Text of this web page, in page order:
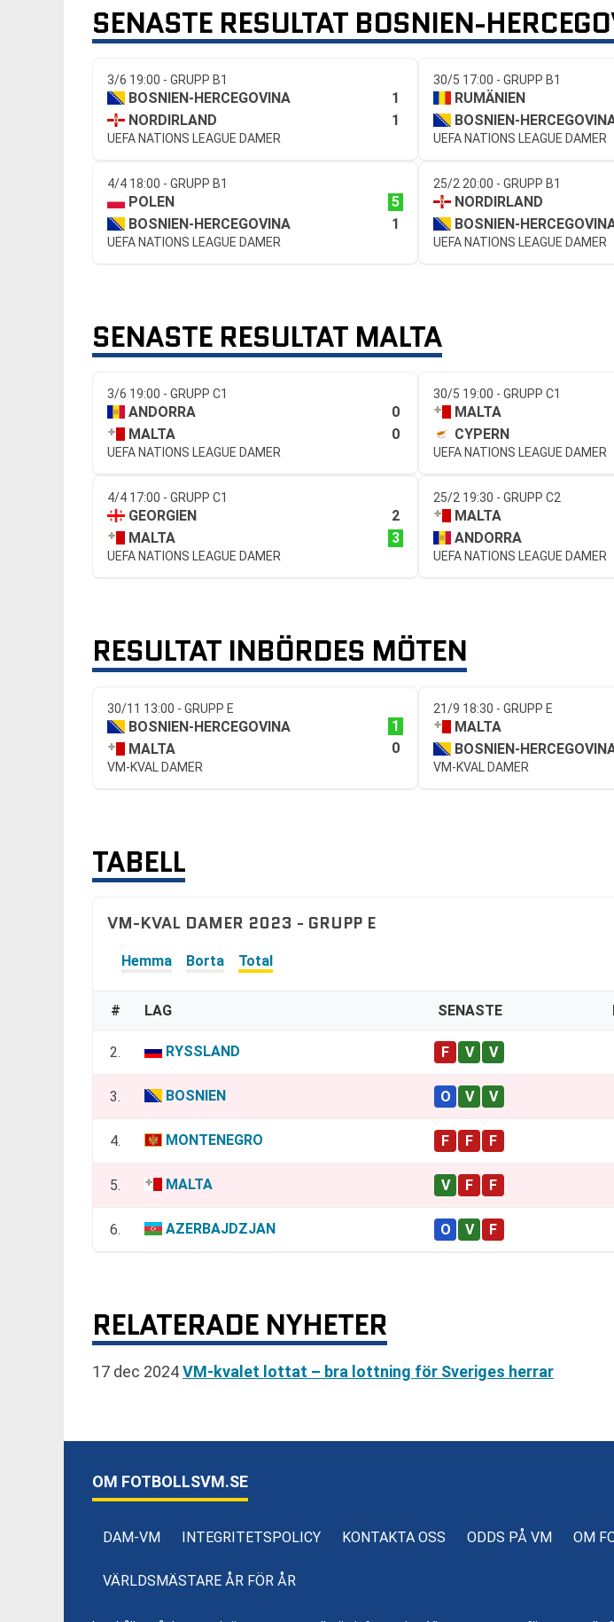
SENASTE RESULTAT BOSNIEN-
3/6 19:00 - GRUPP B1
BOSNIEN-HERCEGOVINA
1
NORDIRLAND
1
UEFA NATIONS LEAGUE DAMER
30/5 17:00 - GRUPP B1
RUMÄNIEN
BOSNIEN-
UEFA NATIONS LEAGUE DAMER
4/4 18:00 - GRUPP B1
POLEN
5
BOSNIEN-HERCEGOVINA
1
UEFA NATIONS LEAGUE DAMER
25/2 20:00 - GRUPP B1
NORDIRLAND
BOSNIEN-
UEFA NATIONS LEAGUE DAMER
SENASTE RESULTAT MALTA
3/6 19:00 - GRUPP C1
ANDORRA
0
MALTA
0
UEFA NATIONS LEAGUE DAMER
30/5 19:00 - GRUPP C1
MALTA
CYPERN
UEFA NATIONS LEAGUE DAMER
4/4 17:00 - GRUPP C1
GEORGIEN
2
MALTA
3
UEFA NATIONS LEAGUE DAMER
25/2 19:30 - GRUPP C2
MALTA
ANDORRA
UEFA NATIONS LEAGUE DAMER
RESULTAT INBÖRDES MÖTEN
30/11 13:00 - GRUPP E
BOSNIEN-HERCEGOVINA
1
MALTA
0
VM-KVAL DAMER
21/9 18:30 - GRUPP E
MALTA
BOSNIEN-
VM-KVAL DAMER
TABELL
VM-KVAL DAMER 2023 - GRUPP E
Hemma Borta Total
# LAG SENASTE
2. RYSSLAND
3. BOSNIEN
4. MONTENEGRO
5. MALTA
6. AZERBAJDZJAN
RELATERADE NYHETER
17 dec 2024VM-kvalet lottat – bra lottning för Sveriges herrar
OM FOTBOLLSVM.SE
DAM-VM INTEGRITETSPOLICY KONTAKTA OSS ODDS PÅ VM OM
VÄRLDSMÄSTARE ÅR FÖR ÅR